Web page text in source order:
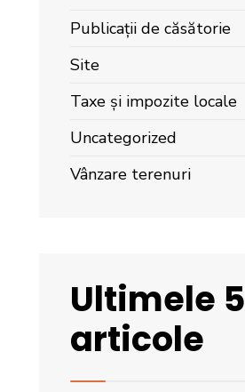
Publicații de căsătorie
Site
Taxe și impozite locale
Uncategorized
Vânzare terenuri
Ultimele 5
articole